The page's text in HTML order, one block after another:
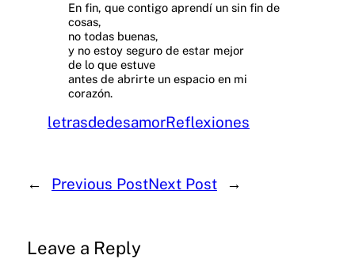
En fin, que contigo aprendí un sin fin de
cosas,
no todas buenas,
y no estoy seguro de estar mejor
de lo que estuve
antes de abrirte un espacio en mi
corazón.
letrasdedesamorReflexiones
← Previous PostNext Post →
Leave a Reply